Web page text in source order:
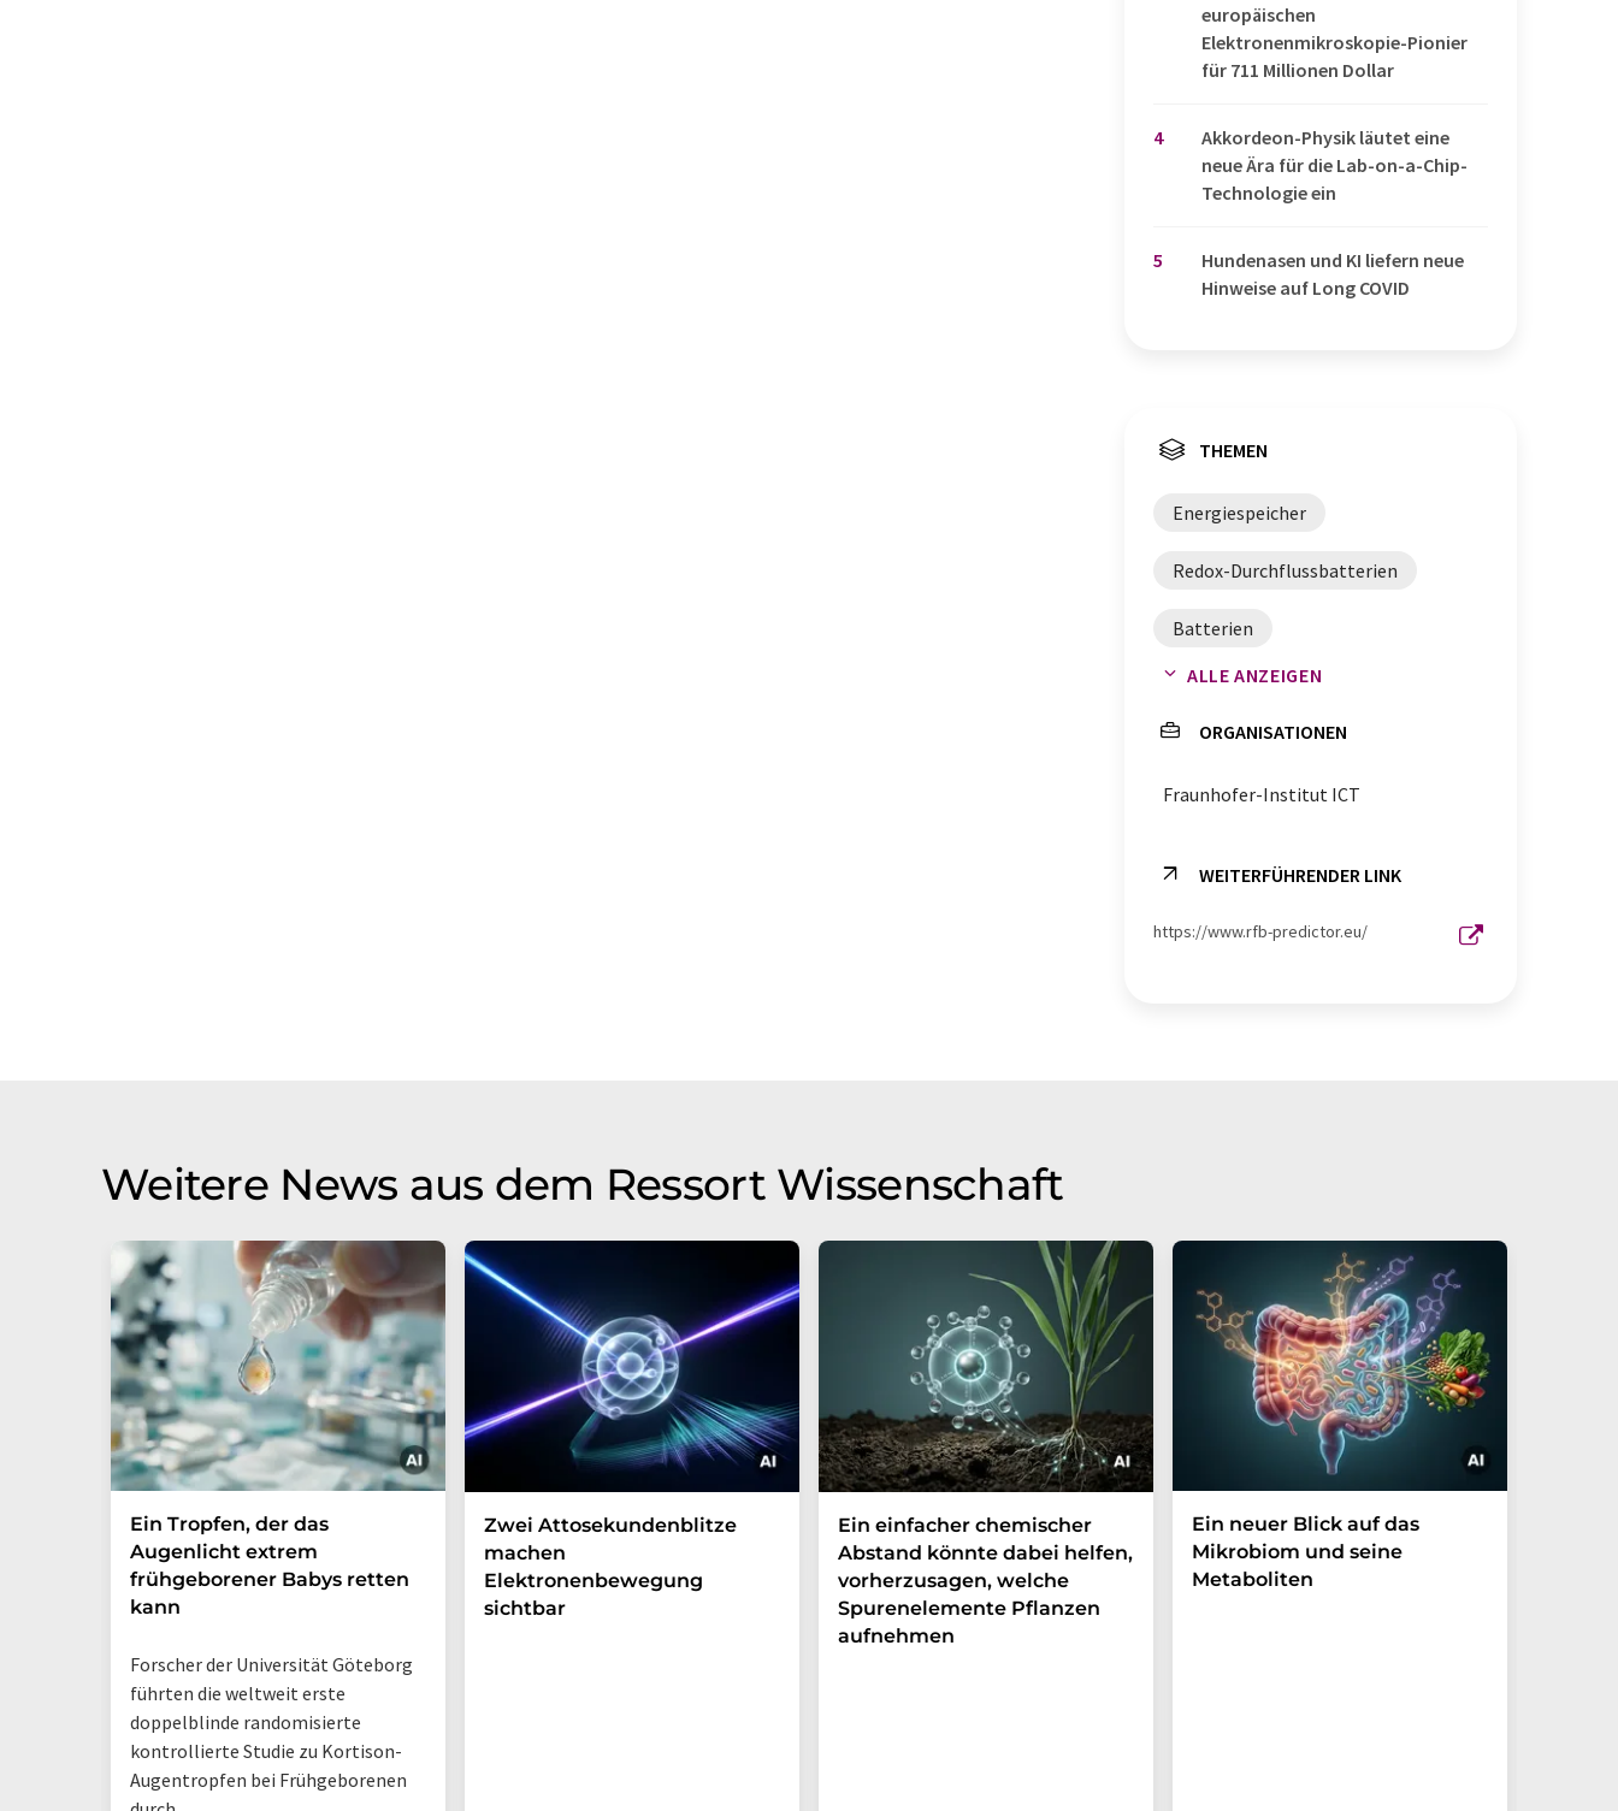
europäischen
Elektronenmikroskopie-Pionier
für 711 Millionen Dollar
4
Akkordeon-Physik läutet eine
neue Ära für die Lab-on-a-Chip-
Technologie ein
5
Hundenasen und KI liefern neue
Hinweise auf Long COVID
THEMEN
Energiespeicher
Redox-Durchflussbatterien
Batterien
Energiespeichersysteme
Hochdurchsatzverfahren
Redox-Flow-Batterien
ALLE ANZEIGEN
ORGANISATIONEN
Fraunhofer-Institut ICT
WEITERFÜHRENDER LINK
https://www.rfb-predictor.eu/
Weitere News aus dem Ressort Wissenschaft
Ein Tropfen, der das
Augenlicht extrem
frühgeborener Babys retten
kann
Forscher der Universität Göteborg
führten die weltweit erste
doppelblinde randomisierte
kontrollierte Studie zu Kortison-
Augentropfen bei Frühgeborenen
Zwei Attosekundenblitze
machen
Elektronenbewegung
sichtbar
Ein einfacher chemischer
Abstand könnte dabei helfen,
vorherzusagen, welche
Spurenelemente Pflanzen
aufnehmen
Ein neuer Blick auf das
Mikrobiom und seine
Metaboliten